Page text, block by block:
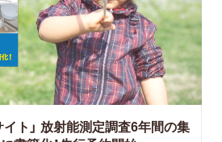
ト」 放射能測定調査6年間の集